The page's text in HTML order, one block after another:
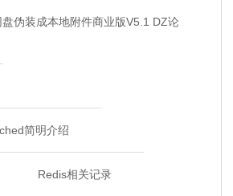
伪装成本地附件商业版V5.1 DZ论
简明介绍
Redis相关记录